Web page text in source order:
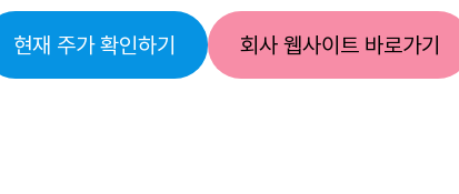
현재 주가 확인하기 회사 웹사이트 바로가기